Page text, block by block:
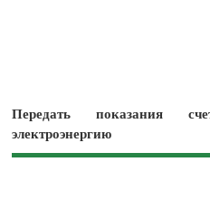
Передать показания
электроэнергию